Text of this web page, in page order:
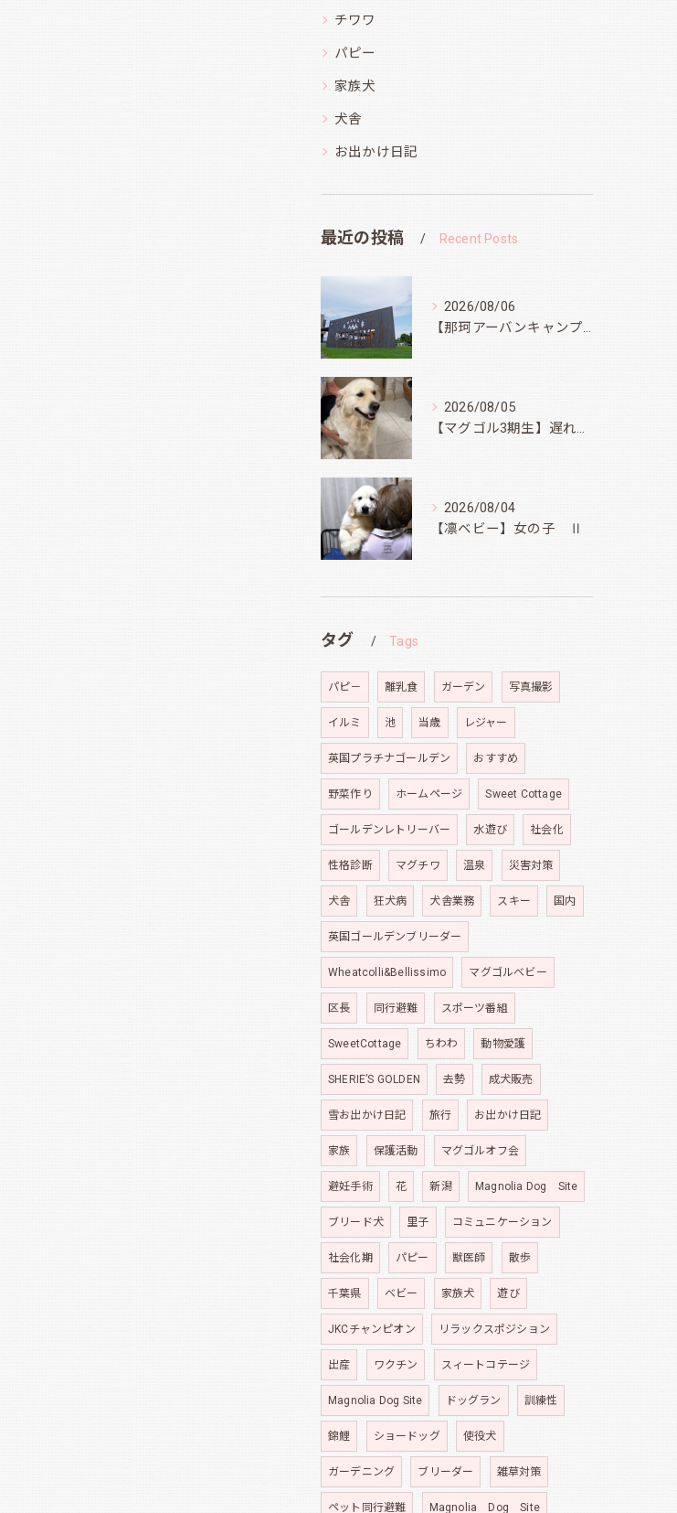
チワワ
パピー
家族犬
犬舎
お出かけ日記
最近の投稿 Recent Posts
2026/08/06
【那珂アーバンキャンプフィールド】
2026/08/05
【マグゴル3期生】遅ればせながら
2026/08/04
【凛ベビー】女の子 Ⅱ
タグ Tags
パピ－ 離乳食 ガーデン 写真撮影
イルミ 池 当歳 レジャー
英国プラチナゴールデン おすすめ
野菜作り ホームページ Sweet Cottage
ゴールデンレトリーバー 水遊び 社会化
性格診断 マグチワ 温泉 災害対策
犬舎 狂犬病 犬舎業務 スキー 国内
英国ゴールデンブリーダー
Wheatcolli&Bellissimo マグゴルベビー
区長 同行避難 スポーツ番組
SweetCottage ちわわ 動物愛護
SHERIE’S GOLDEN 去勢 成犬販売
雪お出かけ日記 旅行 お出かけ日記
家族 保護活動 マグゴルオフ会
避妊手術 花 新潟 Magnolia Dog Site
ブリード犬 里子 コミュニケーション
社会化期 パピー 獣医師 散歩
千葉県 ベビー 家族犬 遊び
JKCチャンピオン リラックスポジション
出産 ワクチン スィートコテージ
Magnolia Dog Site ドッグラン 訓練性
錦鯉 ショードッグ 使役犬
ガーデニング ブリーダー 雑草対策
ペット同行避難 Magnolia Dog Site